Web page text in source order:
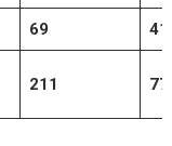
69
211